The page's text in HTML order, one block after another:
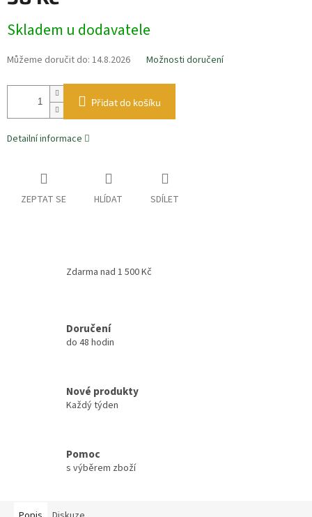
cena:
Skladem u dodavatele
Můžeme doručit do: 14.8.2026 Možnosti doručení
Přidat do košíku
Detailní informace
ZEPTAT SE HLÍDAT SDÍLET
Zdarma nad 1 500 Kč
Doručení
do 48 hodin
Nové produkty
Každý týden
Pomoc
s výběrem zboží